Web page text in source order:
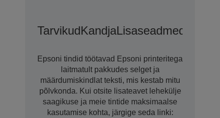
TarvikudKandjaLisaseadmed
Epsoni tindid töötavad Epsoni printeritega
laitmatult pakkudes selget ja
määrdumiskindlat teksti, mis kestab mitu
põlvkonda. Kui otsite lisateavet lehekülje
saagikuse ja meie tintide maksimaalse
kasutamise kohta, järgige seda linki: